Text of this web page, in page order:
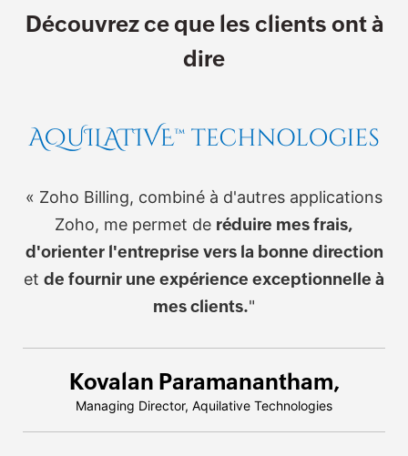
Découvrez ce que les clients ont à
dire
« Zoho Billing, combiné à d'autres applications
Zoho, me permet de réduire mes frais,
d'orienter l'entreprise vers la bonne direction
et de fournir une expérience exceptionnelle à
mes clients."
Kovalan Paramanantham,
Managing Director, Aquilative Technologies